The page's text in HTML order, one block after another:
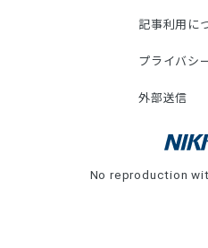
記事利用に
プライバシ
外部送信
No reproduction